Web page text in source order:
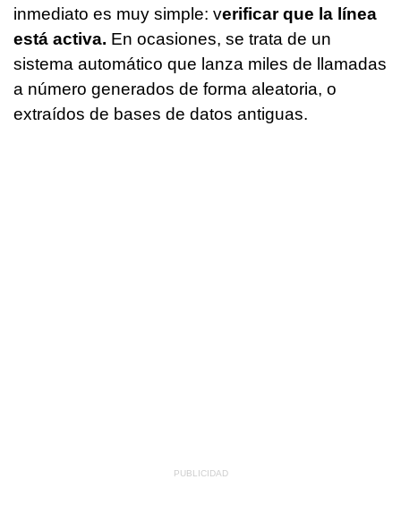
inmediato es muy simple: verificar que la línea
está activa. En ocasiones, se trata de un
sistema automático que lanza miles de llamadas
a número generados de forma aleatoria, o
extraídos de bases de datos antiguas.